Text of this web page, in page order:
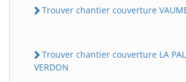
Trouver chantier couverture
Trouver chantier couverture LA
VERDON
B BatiWebPro
Assistant en ligne